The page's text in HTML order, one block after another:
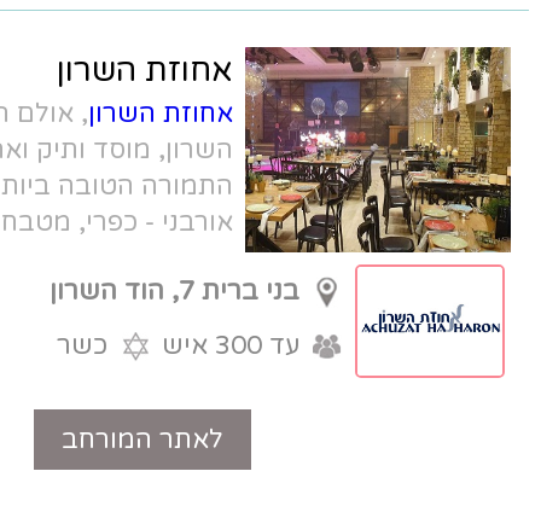
אחוזת השרון
אחוזת השרון, אולם האירועים בהוד
השרון, מוסד ותיק ואהוב הנותן את
התמורה הטובה ביותר למחיר ! עיצוב
אורבני - כפרי, מטבח שף איכותי, וצוות
נפלא. מושלם לברית, חינה, בר מצווה,
ואירועים קטנים.
כשר
טלפון